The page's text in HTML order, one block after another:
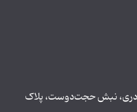
نادری، نبش حجت‌دوست، پلاک